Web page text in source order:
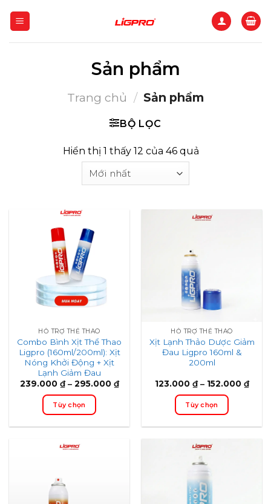
qua
Sản phẩm
Trang chủ / Sản phẩm
BỘ LỌC
Hiển thị 1 thấy 12 của 46 quảSorted
HỖ TRỢ THỂ THAO
Combo Bình Xịt Thể Thao
Ligpro (160ml/200ml): Xịt
Nóng Khởi Động + Xịt
Lạnh Giảm Đau
239.000 ₫ – 295.000 ₫Price
range:
Tùy chọn
này
HỖ TRỢ THỂ THAO
Xịt Lạnh Thảo Dược Giảm
Đau Ligpro 160ml &
200ml
123.000 ₫ – 152.000 ₫Price
Tùy chọn
này
có
nhiều
biến
thể.